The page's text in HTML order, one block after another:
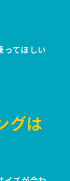
ってほしい
グは